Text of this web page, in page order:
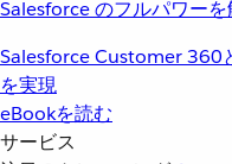
Salesforce のフルパワー
Salesforce Customer 360
を実現
eBookを読む
サービス